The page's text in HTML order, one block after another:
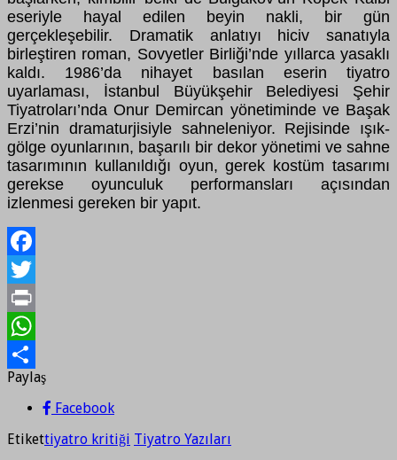
eseriyle hayal edilen beyin nakli, bir gün
gerçekleşebilir. Dramatik anlatıyı hiciv sanatıyla
birleştiren roman, Sovyetler Birliği’nde yıllarca yasaklı
kaldı. 1986’da nihayet basılan eserin tiyatro
uyarlaması, İstanbul Büyükşehir Belediyesi Şehir
Tiyatroları’nda Onur Demircan yönetiminde ve Başak
Erzi’nin dramaturjisiyle sahneleniyor. Rejisinde ışık-
gölge oyunlarının, başarılı bir dekor yönetimi ve sahne
tasarımının kullanıldığı oyun, gerek kostüm tasarımı
gerekse oyunculuk performansları açısından
izlenmesi gereken bir yapıt.
Facebook
Twitter
Print
WhatsApp
Paylaş
Paylaş
Facebook
Etikettiyatro kritiği Tiyatro Yazıları